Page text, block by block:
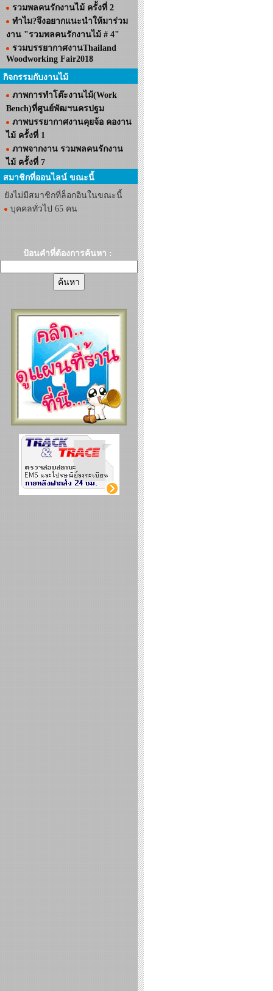
รวมพลคนรักงานไม้ ครั้งที่ 2
ทำไม?จึงอยากแนะนำให้มาร่วม
งาน "รวมพลคนรักงานไม้ # 4"
รวมบรรยากาศงานThailand
Woodworking Fair2018
กิจกรรมกับงานไม้
ภาพการทำโต๊ะงานไม้(Work
Bench)ที่ศูนย์พัฒฯนครปฐม
ภาพบรรยากาศงานคุยจ้อ คองาน
ไม้ ครั้งที่ 1
ภาพจากงาน รวมพลคนรักงาน
ไม้ ครั้งที่ 7
สมาชิกที่ออนไลน์ ขณะนี้
ยังไม่มีสมาชิกที่ล็อกอินในขณะนี้
บุคคลทั่วไป 65 คน
ป้อนคำที่ต้องการค้นหา :